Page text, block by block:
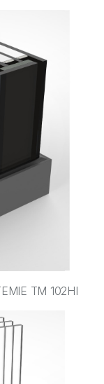
TM 102HI